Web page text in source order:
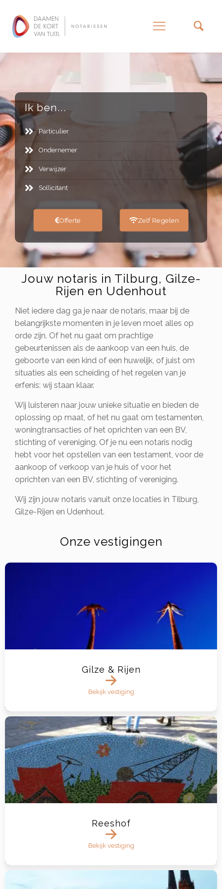
Ik ben...
Particulier
Ondernemer
Verwijzer
Sollicitant
Offerte Zelf Regelen
Jouw notaris in Tilburg, Gilze-
Rijen en Udenhout
Niet iedere dag ga je naar de notaris, maar bij de
belangrijkste momenten in je leven moet alles op
orde zijn. Of het nu gaat om prachtige
gebeurtenissen als de aankoop van een huis, de
geboorte van een kind of een huwelijk, of juist om
situaties als een scheiding of het regelen van je
erfenis: wij staan klaar.
Wij luisteren naar jouw unieke situatie en bieden de
oplossing op maat, of het nu gaat om testamenten,
woningtransacties of het oprichten van een BV,
stichting of vereniging. Of je nu een notaris nodig
hebt voor het opstellen van een testament, voor de
aankoop of verkoop van je huis of voor het
oprichten van een BV, stichting of vereniging.
Wij zijn jouw notaris vanuit onze locaties in Tilburg,
Gilze-Rijen en Udenhout.
Onze vestigingen
Gilze & Rijen
Bekijk vestiging
Reeshof
Bekijk vestiging